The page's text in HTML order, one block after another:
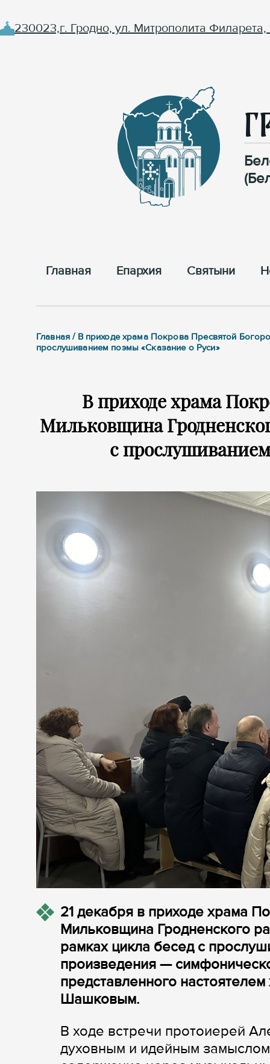
230023,г. Гродно, ул. Митрополита Филарета,
Главная Епархия Cвятыни
Главная / В приходе храма Покрова Пресвятой
прослушиванием поэмы «Сказание о Руси»
В приходе храма
Мильковщина
с
21 декабря в приходе храма
Мильковщина Гродненского
рамках цикла бесед с
произведения —
представленного
Шашковым.
В ходе встречи протоиерей
духовным и идейным